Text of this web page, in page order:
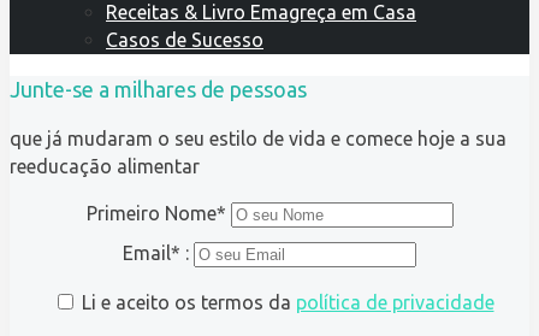
Receitas & Livro Emagreça em Casa
Casos de Sucesso
Junte-se a milhares de pessoas
que já mudaram o seu estilo de vida e comece hoje a sua
reeducação alimentar
Primeiro Nome*
Email* :
Li e aceito os termos da política de privacidade